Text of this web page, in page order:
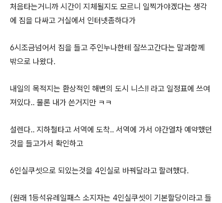
처음타는거니까 시간이 지체될지도 모르니 일찍가야겠다는 생각
에 짐을 다싸고 거실에서 인터넷좀하다가
6시조금넘어서 짐을 들고 주인누나한테 잘쓰고간다는 말과함께
밖으로 나왔다.
내일의 목적지는 환상적인 해변의 도시 니스!! 라고 일정표에 쓰여
져있다.. 물론 내가 쓴거지만 ㅋㅋ
설렌다.. 지하철타고 서역에 도착.. 서역에 가서 야간열차 예약했던
것을 들고가서 확인하고
6인실쿠셋으로 되있는것을 4인실로 바꿔달라고 할려했다.
(원래 1등석유레일패스 소지자는 4인실쿠셋이 기본할당이라고 들